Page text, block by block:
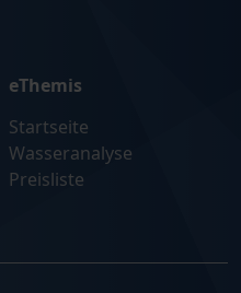
eThemis
Startseite
Wasseranalyse
Preisliste